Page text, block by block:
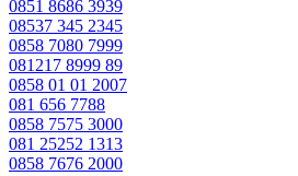
0851 8686 3939
08537 345 2345
0858 7080 7999
081217 8999 89
0858 01 01 2007
081 656 7788
0858 7575 3000
081 25252 1313
0858 7676 2000